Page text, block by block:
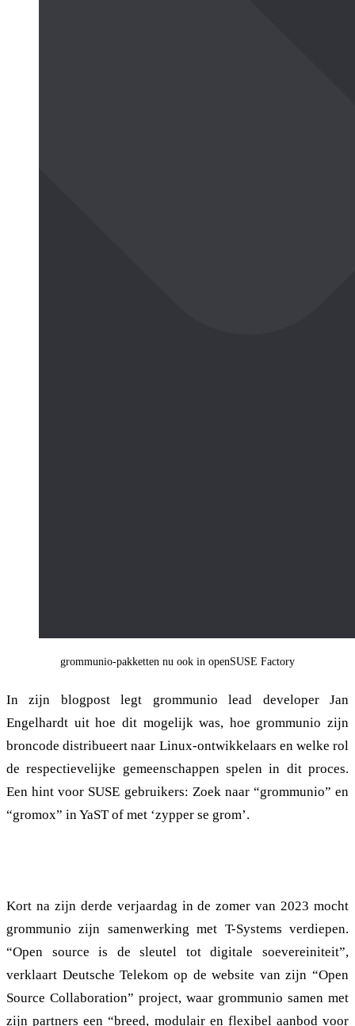
grommunio-pakketten nu ook in openSUSE Factory
In zijn blogpost legt grommunio lead developer Jan
Engelhardt uit hoe dit mogelijk was, hoe grommunio zijn
broncode distribueert naar Linux-ontwikkelaars en welke rol
de respectievelijke gemeenschappen spelen in dit proces.
Een hint voor SUSE gebruikers: Zoek naar “grommunio” en
“gromox” in YaST of met ‘zypper se grom’.
Kort na zijn derde verjaardag in de zomer van 2023 mocht
grommunio zijn samenwerking met T-Systems verdiepen.
“Open source is de sleutel tot digitale soevereiniteit”,
verklaart Deutsche Telekom op de website van zijn “Open
Source Collaboration” project, waar grommunio samen met
zijn partners een “breed, modulair en flexibel aanbod voor